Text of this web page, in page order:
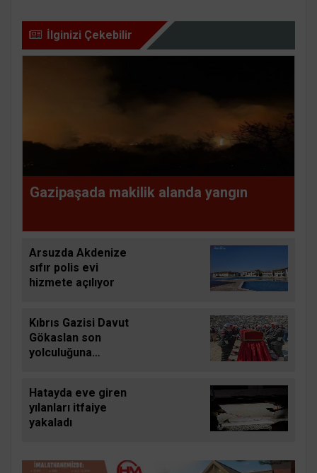
İlginizi Çekebilir
Gazipaşada makilik alanda yangın
Arsuzda Akdenize
sıfır polis evi
hizmete açılıyor
Kıbrıs Gazisi Davut
Gökaslan son
yolculuğuna
Hatayda eve giren
yılanları itfaiye
yakaladı